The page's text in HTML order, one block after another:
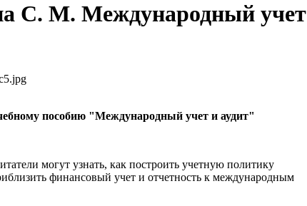
С. М. Международный учет
пособию "Международный учет и аудит"
могут узнать, как построить учетную политику
финансовый учет и отчетность к международным